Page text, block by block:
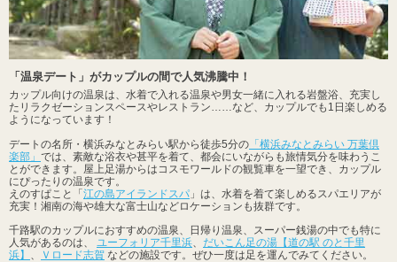
「温泉デート」がカップルの間で人気沸騰中！
カップル向けの温泉は、水着で入れる温泉や男女一緒に入れる岩盤浴、充実し
たリラクゼーションスペースやレストラン……など、カップルでも1日楽しめる
ようになっています！
デートの名所・横浜みなとみらい駅から徒歩5分の 「横浜みなとみらい 万葉倶
楽部」 では、素敵な浴衣や甚平を着て、都会にいながらも旅情気分を味わうこ
とができます。屋上足湯からはコスモワールドの観覧車を一望でき、カップル
にぴったりの温泉です。
えのすぱこと「江の島アイランドスパ 」は、水着を着て楽しめるスパエリアが
充実！湘南の海や雄大な富士山などロケーションも抜群です。
千路駅のカップルにおすすめの温泉、日帰り温泉、スーパー銭湯の中でも特に
人気があるのは、
ユーフォリア千里浜
だいこん足の湯【道の駅 のと千里
浜】
Ｖロード志賀 などの施設です。ぜひ一度は足を運んでみてください。